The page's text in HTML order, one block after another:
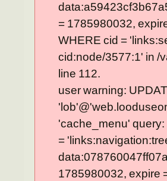
= 1785980032,
WHERE cid =
cid:node/3577:1' in /
line 112.
user warning:
'cache_menu'
=
1785980032, expire